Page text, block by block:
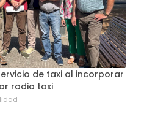
de taxi al incorporar
radio taxi